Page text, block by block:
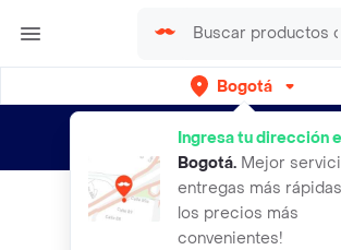
Bogotá
Ingresa tu dirección
Bogotá. Mejor
entregas más
los precios más
convenientes!
envíos gratis por semanas